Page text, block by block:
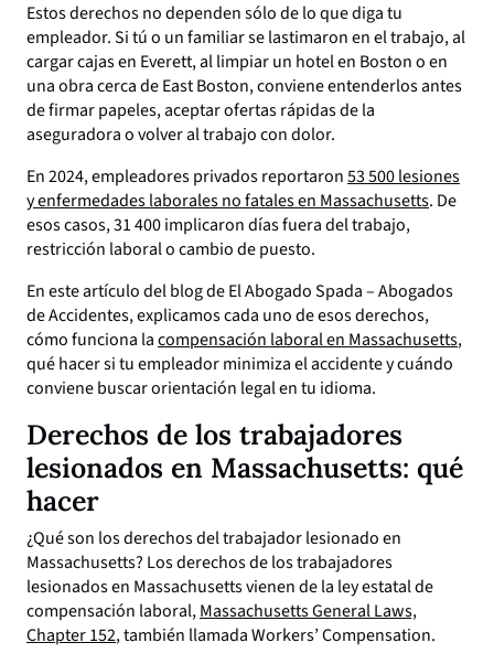
Estos derechos no dependen sólo de lo que diga tu
empleador. Si tú o un familiar se lastimaron en el trabajo, al
cargar cajas en Everett, al limpiar un hotel en Boston o en
una obra cerca de East Boston, conviene entenderlos antes
de firmar papeles, aceptar ofertas rápidas de la
aseguradora o volver al trabajo con dolor.
En 2024, empleadores privados reportaron53 500 lesiones
y enfermedades laborales no fatales en Massachusetts. De
esos casos, 31 400 implicaron días fuera del trabajo,
restricción laboral o cambio de puesto.
En este artículo del blog de El Abogado Spada – Abogados
de Accidentes, explicamos cada uno de esos derechos,
cómo funciona lacompensación laboral en Massachusetts,
qué hacer si tu empleador minimiza el accidente y cuándo
conviene buscar orientación legal en tu idioma.
Derechos de los trabajadores
lesionados en Massachusetts: qué
hacer
¿Qué son los derechos del trabajador lesionado en
Massachusetts? Los derechos de los trabajadores
lesionados en Massachusetts vienen de la ley estatal de
compensación laboral,Massachusetts General Laws,
Chapter 152, también llamada Workers’ Compensation.